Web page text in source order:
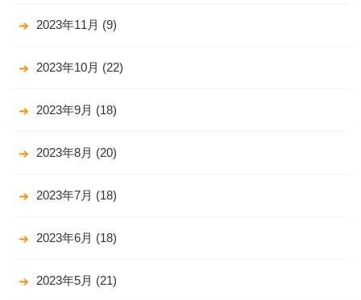
2023年11月 (9)
2023年10月 (22)
2023年9月 (18)
2023年8月 (20)
2023年7月 (18)
2023年6月 (18)
2023年5月 (21)